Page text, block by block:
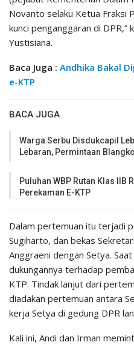
Novanto selaku Ketua Fraksi
kunci penganggaran di DPR,”
Yustisiana.
Baca Juga : Andhika Bakal
e-KTP
BACA JUGA
Warga Serbu Disdukcapil
Lebaran, Permintaan
Puluhan WBP Rutan Klas IIB
Perekaman E-KTP
Dalam pertemuan itu terjadi
Sugiharto, dan bekas
Anggraeni dengan Setya.
dukungannya terhadap
KTP. Tindak lanjut dari
diadakan pertemuan antara
kerja Setya di gedung DPR
Kali ini, Andi dan Irman